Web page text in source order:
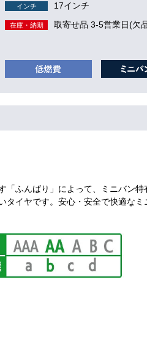
インチ 17インチ
在庫・納期 取寄せ品 3-5営業日(欠
「ふんばり」によって、ミニバン
タイヤです。安心・安全で快適な